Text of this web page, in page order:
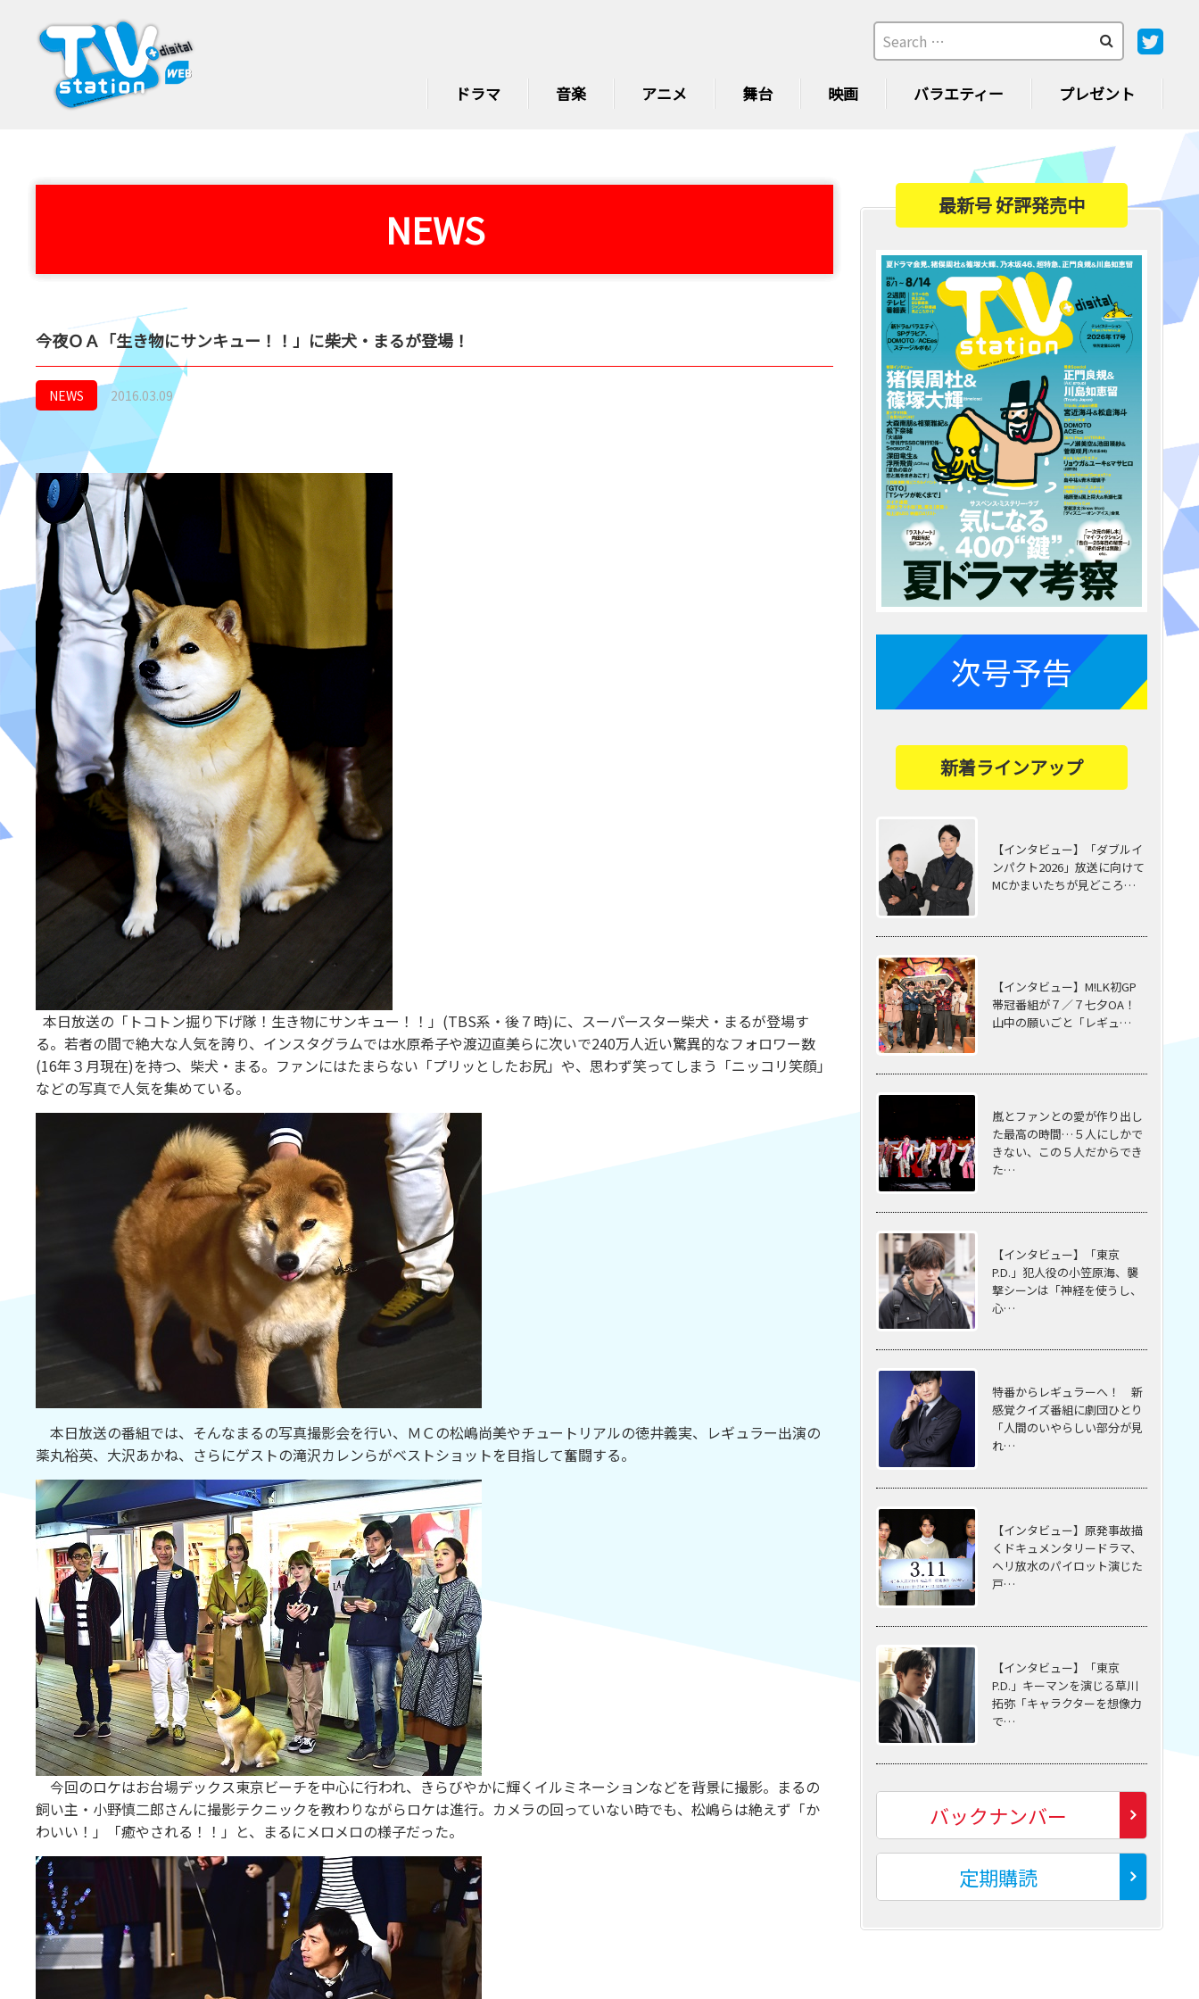
ドラマ 音楽 アニメ 舞台 映画 バラエティー プレゼント
NEWS
今夜ＯＡ「生き物にサンキュー！！」に柴犬・まるが登場！
NEWS 2016.03.09
本日放送の「トコトン掘り下げ隊！生き物にサンキュー！！」(TBS系・後７時)に、スーパースター柴犬・まるが登場す
る。若者の間で絶大な人気を誇り、インスタグラムでは水原希子や渡辺直美らに次いで240万人近い驚異的なフォロワー数
(16年３月現在)を持つ、柴犬・まる。ファンにはたまらない「プリッとしたお尻」や、思わず笑ってしまう「ニッコリ笑顔」
などの写真で人気を集めている。
本日放送の番組では、そんなまるの写真撮影会を行い、ＭＣの松嶋尚美やチュートリアルの徳井義実、レギュラー出演の
薬丸裕英、大沢あかね、さらにゲストの滝沢カレンらがベストショットを目指して奮闘する。
今回のロケはお台場デックス東京ビーチを中心に行われ、きらびやかに輝くイルミネーションなどを背景に撮影。まるの
飼い主・小野慎二郎さんに撮影テクニックを教わりながらロケは進行。カメラの回っていない時でも、松嶋らは絶えず「か
わいい！」「癒やされる！！」と、まるにメロメロの様子だった。
最新号 好評発売中
次号予告
新着ラインアップ
【インタビュー】「ダブルイ
ンパクト2026」放送に向けて
MCかまいたちが見どころ…
【インタビュー】M!LK初GP
帯冠番組が７／７七夕OA！
山中の願いごと「レギュ…
嵐とファンとの愛が作り出し
た最高の時間…５⼈にしかで
きない、この５⼈だからでき
た…
【インタビュー】「東京
P.D.」犯人役の小笠原海、襲
撃シーンは「神経を使うし、
心…
特番からレギュラーへ！ 新
感覚クイズ番組に劇団ひとり
「人間のいやらしい部分が見
れ…
【インタビュー】原発事故描
くドキュメンタリードラマ、
ヘリ放水のパイロット演じた
戸…
【インタビュー】「東京
P.D.」キーマンを演じる草川
拓弥「キャラクターを想像力
で…
バックナンバー
定期購読